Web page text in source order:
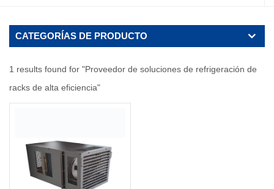
CATEGORÍAS DE PRODUCTO
1 results found for "Proveedor de soluciones de refrigeración de
racks de alta eficiencia"